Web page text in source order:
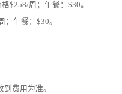
$258/周；午餐：$30。
；午餐：$30。
费用为准。